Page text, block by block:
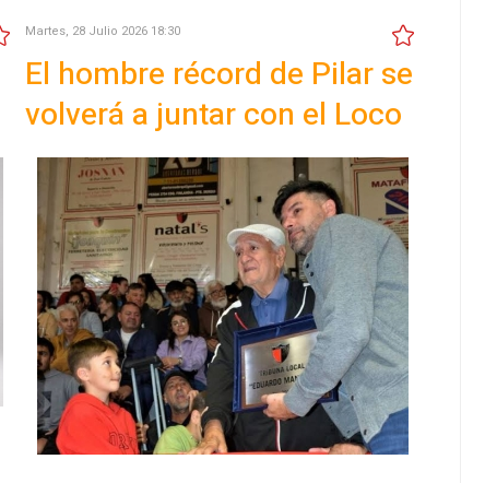
Martes, 28 Julio 2026 18:30
El hombre récord de Pilar se
volverá a juntar con el Loco